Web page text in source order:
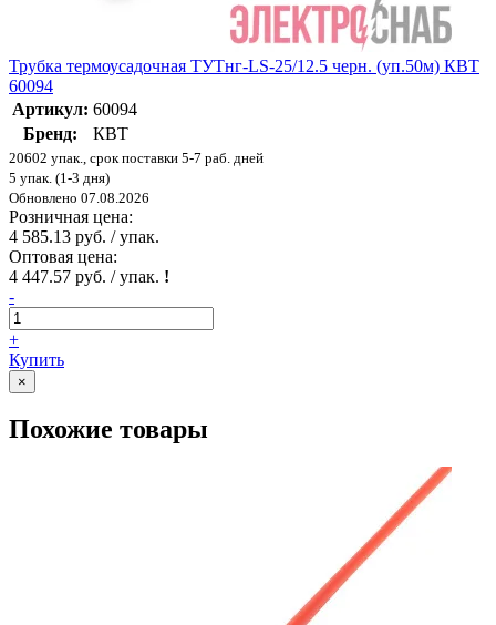
Трубка термоусадочная ТУТнг-LS-25/12.5 черн. (уп.50м) КВТ
60094
Артикул: 60094
Бренд:
КВТ
20602 упак., срок поставки 5-7 раб. дней
5 упак. (1-3 дня)
Обновлено 07.08.2026
Розничная цена:
4 585.13 руб. / упак.
Оптовая цена:
4 447.57 руб. / упак. !
-
+
Купить
×
Похожие товары